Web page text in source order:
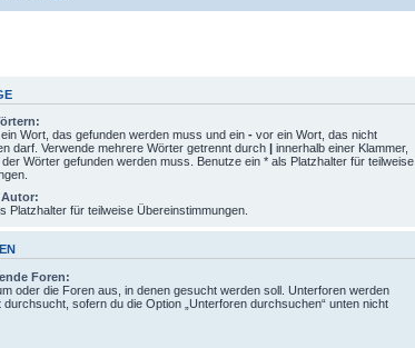
Wort, das gefunden werden muss und ein - vor ein Wort, das nicht
darf. Verwende mehrere Wörter getrennt durch | innerhalb einer Klammer,
Wörter gefunden werden muss. Benutze ein * als Platzhalter für teilweise
Platzhalter für teilweise Übereinstimmungen.
Foren:
oder die Foren aus, in denen gesucht werden soll. Unterforen werden
durchsucht, sofern du die Option „Unterforen durchsuchen“ unten nicht